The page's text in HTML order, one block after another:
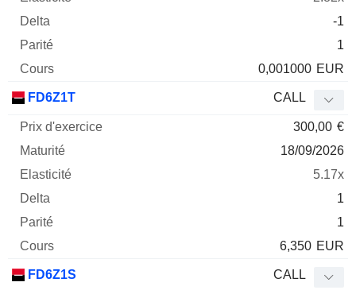
-1
1
0,001000 EUR
FD6Z1T CALL
300,00 €
18/09/2026
5.17x
1
1
6,350 EUR
FD6Z1S CALL